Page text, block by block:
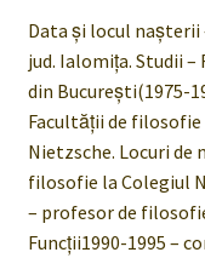
Data şi locul naşterii
jud. Ialomiţa. Studii
din Bucureşti(1975-
Facultăţii de
Nietzsche. Locuri de
filosofie la Colegiul
– profesor de
Funcţii1990-1995 –